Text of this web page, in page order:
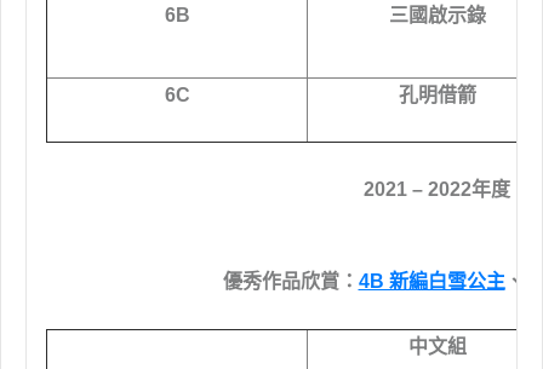
6B 三國啟示錄
6C 孔明借箭
2021 – 2022年度
優秀作品欣賞： 4B 新編白雪公主 、
中文組